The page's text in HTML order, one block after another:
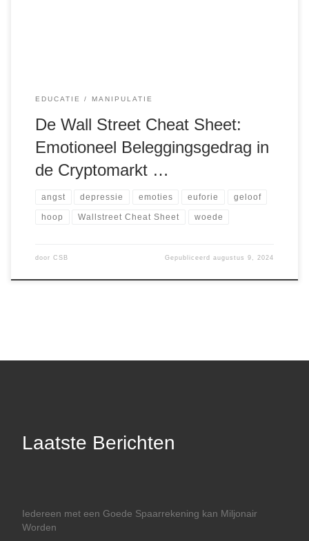
EDUCATIE MANIPULATIE
De Wall Street Cheat Sheet:
Emotioneel Beleggingsgedrag in
de Cryptomarkt …
angst depressie emoties euforie geloof
hoop Wallstreet Cheat Sheet woede
door CSB Gepubliceerdaugustus 9, 2024
Laatste Berichten
Iedereen met een Goede Spaarrekening kan Miljonair
Worden